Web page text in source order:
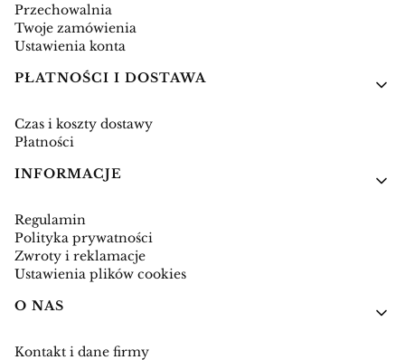
Przechowalnia
Twoje zamówienia
Ustawienia konta
PŁATNOŚCI I DOSTAWA
Czas i koszty dostawy
Płatności
INFORMACJE
Regulamin
Polityka prywatności
Zwroty i reklamacje
Ustawienia plików cookies
O NAS
Kontakt i dane firmy